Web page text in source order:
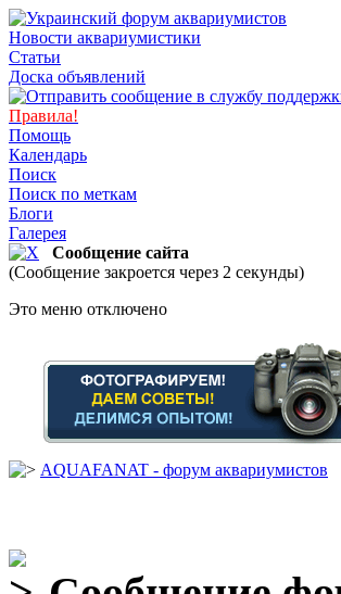
Новости аквариумистики
Статьи
Доска объявлений
Правила!
Помощь
Календарь
Поиск
Поиск по меткам
Блоги
Галерея
Сообщение сайта
(Сообщение закроется через 2 секунды)
Это меню отключено
AQUAFANAT - форум аквариумистов